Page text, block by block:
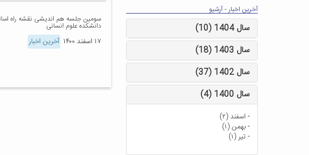
سومین جلسه هم اندیشی نقشه راه
دانشکده علوم انسانی
۱۷ اسفند ۱۴۰۰ آخرین اخبار
آخرین اخبار - آرشیو
سال 1404 (10)
سال 1403 (18)
سال 1402 (37)
سال 1400 (4)
- اسفند (۲)
-بهمن (۱)
-تیر (۱)